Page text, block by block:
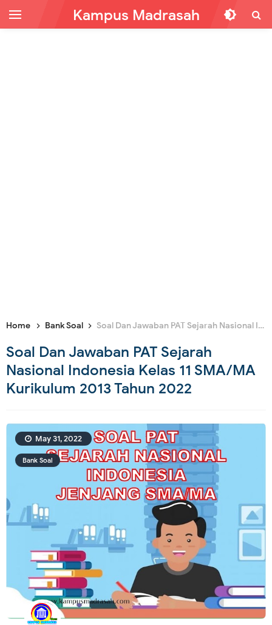
Kampus Madrasah
Home Bank Soal Soal Dan Jawaban PAT Sejarah Nasional Indonesia Kelas 11 SMA/MA Kurikulum 2013 Tahun 2022
Soal Dan Jawaban PAT Sejarah
Nasional Indonesia Kelas 11 SMA/MA
Kurikulum 2013 Tahun 2022
Bank Soal
May 31, 2022